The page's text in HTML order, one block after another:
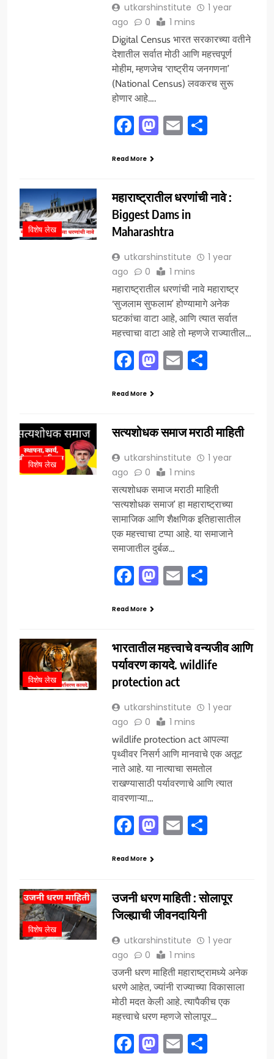
utkarshinstitute
1 year
ago
0 1 mins
Digital Census भारत सरकारच्या वतीने
देशातील सर्वात मोठी आणि महत्त्वपूर्ण
मोहीम, म्हणजेच ‘राष्ट्रीय जनगणना’
(National Census) लवकरच सुरू
होणार आहे….
Facebook
Mastodon
EmailShare
Read More
विशेष लेख
महाराष्ट्रातील धरणांची नावे :
Biggest Dams in
Maharashtra
utkarshinstitute
1 year
ago
0 1 mins
महाराष्ट्रातील धरणांची नावे महाराष्ट्र
‘सुजलाम सुफलाम’ होण्यामागे अनेक
घटकांचा वाटा आहे, आणि त्यात सर्वात
महत्त्वाचा वाटा आहे तो म्हणजे राज्यातील…
Facebook
Mastodon
EmailShare
Read More
विशेष लेख
सत्यशोधक समाज मराठी माहिती
utkarshinstitute
1 year
ago
0 1 mins
सत्यशोधक समाज मराठी माहिती
‘सत्यशोधक समाज’ हा महाराष्ट्राच्या
सामाजिक आणि शैक्षणिक इतिहासातील
एक महत्त्वाचा टप्पा आहे. या समाजाने
समाजातील दुर्बळ…
Facebook
Mastodon
EmailShare
Read More
विशेष लेख
भारतातील महत्त्वाचे वन्यजीव आणि
पर्यावरण कायदे. wildlife
protection act
utkarshinstitute
1 year
ago
0 1 mins
wildlife protection act आपल्या
पृथ्वीवर निसर्ग आणि मानवाचे एक अतूट
नाते आहे. या नात्याचा समतोल
राखण्यासाठी पर्यावरणाचे आणि त्यात
वावरणाऱ्या…
Facebook
Mastodon
EmailShare
Read More
विशेष लेख
उजनी धरण माहिती : सोलापूर
जिल्ह्याची जीवनदायिनी
utkarshinstitute
1 year
ago
0 1 mins
उजनी धरण माहिती महाराष्ट्रामध्ये अनेक
धरणे आहेत, ज्यांनी राज्याच्या विकासाला
मोठी मदत केली आहे. त्यापैकीच एक
महत्त्वाचे धरण म्हणजे सोलापूर…
Facebook
Mastodon
EmailShare